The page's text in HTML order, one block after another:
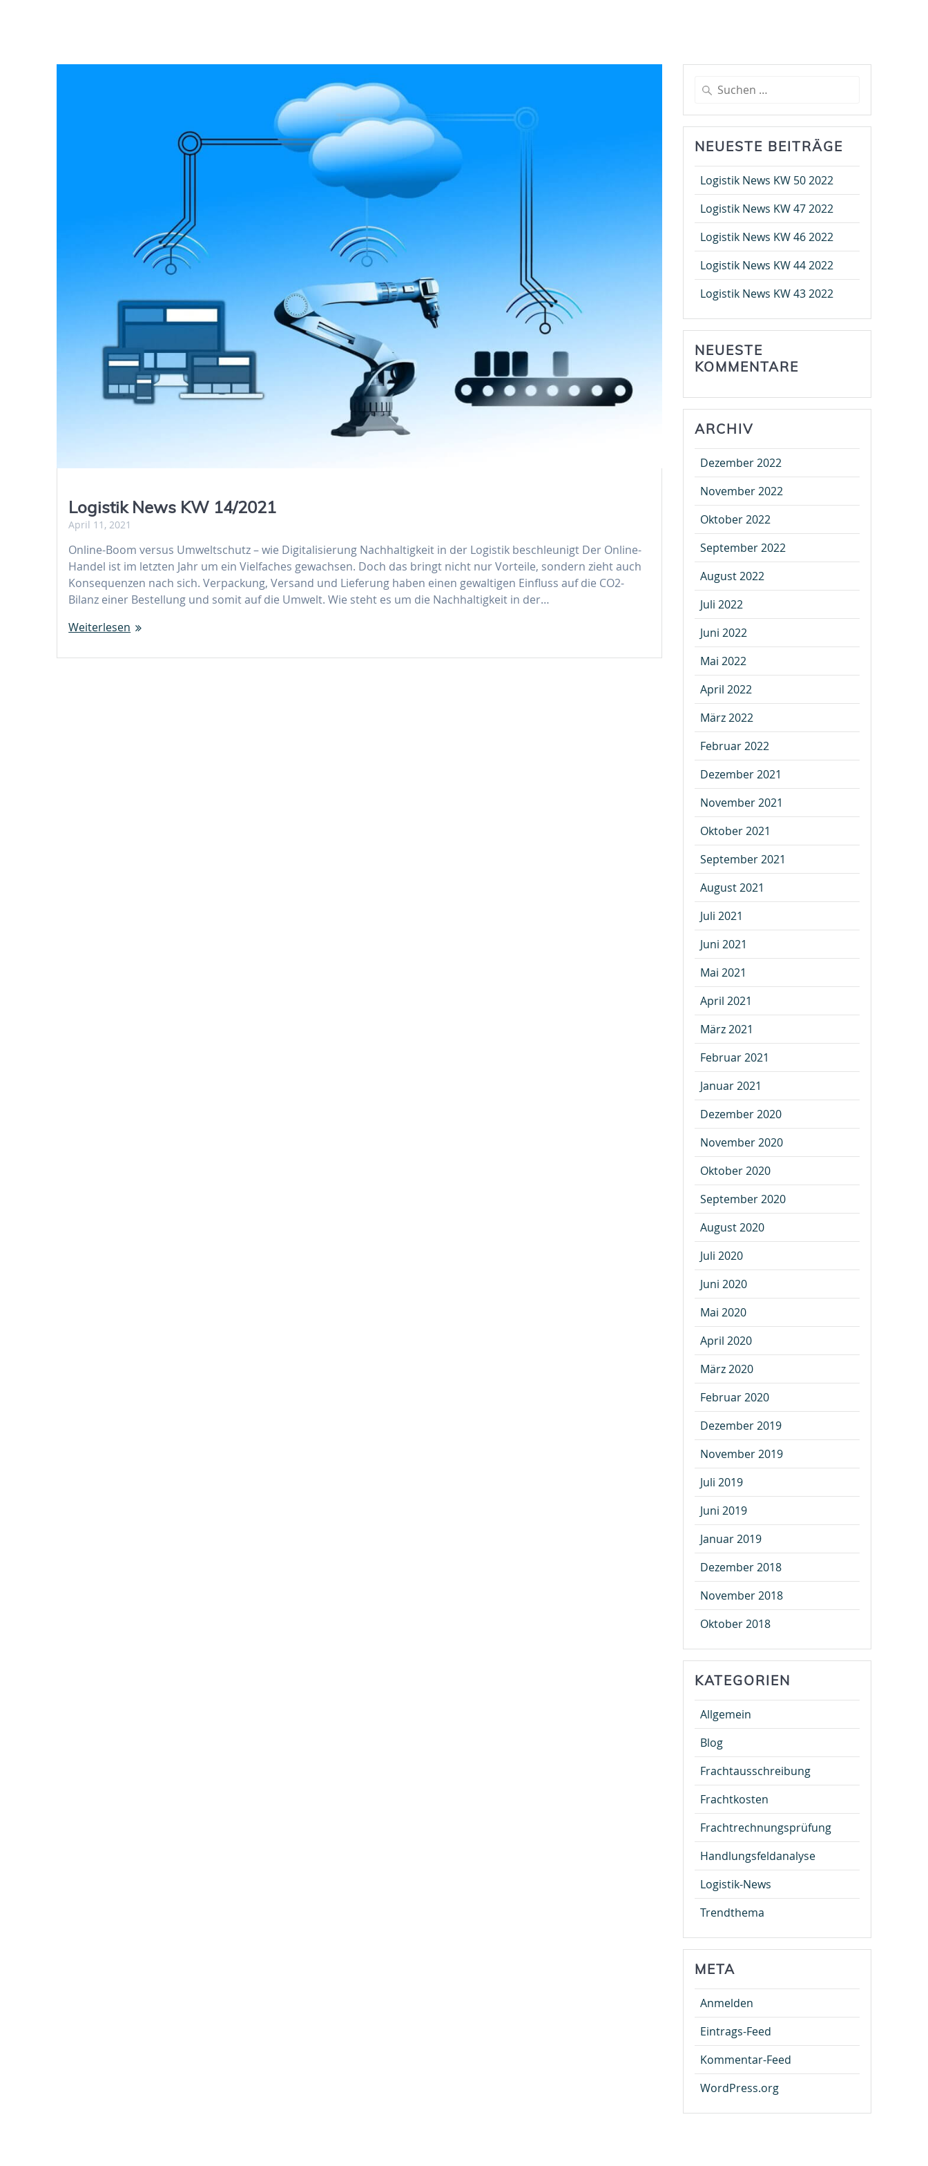
Logistik News KW 14/2021
April 11, 2021
Online-Boom versus Umweltschutz – wie Digitalisierung Nachhaltigkeit in der Logistik beschleunigt Der Online-
Handel ist im letzten Jahr um ein Vielfaches gewachsen. Doch das bringt nicht nur Vorteile, sondern zieht auch
Konsequenzen nach sich. Verpackung, Versand und Lieferung haben einen gewaltigen Einfluss auf die CO2-
Bilanz einer Bestellung und somit auf die Umwelt. Wie steht es um die Nachhaltigkeit in der…
Weiterlesen
Suche
nach:
NEUESTE BEITRÄGE
Logistik News KW 50 2022
Logistik News KW 47 2022
Logistik News KW 46 2022
Logistik News KW 44 2022
Logistik News KW 43 2022
NEUESTE
KOMMENTARE
ARCHIV
Dezember 2022
November 2022
Oktober 2022
September 2022
August 2022
Juli 2022
Juni 2022
Mai 2022
April 2022
März 2022
Februar 2022
Dezember 2021
November 2021
Oktober 2021
September 2021
August 2021
Juli 2021
Juni 2021
Mai 2021
April 2021
März 2021
Februar 2021
Januar 2021
Dezember 2020
November 2020
Oktober 2020
September 2020
August 2020
Juli 2020
Juni 2020
Mai 2020
April 2020
März 2020
Februar 2020
Dezember 2019
November 2019
Juli 2019
Juni 2019
Januar 2019
Dezember 2018
November 2018
Oktober 2018
KATEGORIEN
Allgemein
Blog
Frachtausschreibung
Frachtkosten
Frachtrechnungsprüfung
Handlungsfeldanalyse
Logistik-News
Trendthema
META
Anmelden
Eintrags-Feed
Kommentar-Feed
WordPress.org